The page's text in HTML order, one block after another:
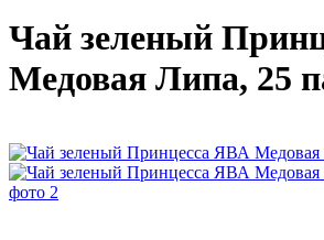
Чай зеленый
Медовая Липа, 25